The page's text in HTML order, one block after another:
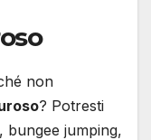
non
? Potresti
bungee jumping,